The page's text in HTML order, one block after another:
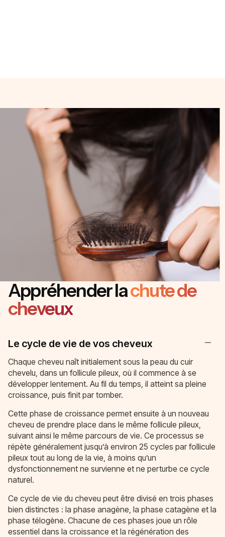
Appréhender lachute de
cheveux
Le cycle de vie de vos cheveux
Chaque cheveu naît initialement sous la peau du cuir
chevelu, dans un follicule pileux, où il commence à se
développer lentement. Au fil du temps, il atteint sa pleine
croissance, puis finit par tomber.
Cette phase de croissance permet ensuite à un nouveau
cheveu de prendre place dans le même follicule pileux,
suivant ainsi le même parcours de vie. Ce processus se
répète généralement jusqu’à environ 25 cycles par follicule
pileux tout au long de la vie, à moins qu’un
dysfonctionnement ne survienne et ne perturbe ce cycle
naturel.
Ce cycle de vie du cheveu peut être divisé en trois phases
bien distinctes : la phase anagène, la phase catagène et la
phase télogène. Chacune de ces phases joue un rôle
essentiel dans la croissance et la régénération des